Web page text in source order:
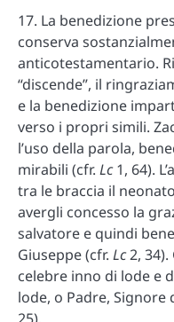
17. La benedizione
conserva
anticotestamentario.
“discende”, il
e la benedizione
verso i propri simili.
l’uso della parola,
mirabili (cfr. Lc1, 64).
tra le braccia il
avergli concesso la
salvatore e quindi
Giuseppe (cfr. Lc2,
celebre inno di lode e
lode, o Padre, Signore